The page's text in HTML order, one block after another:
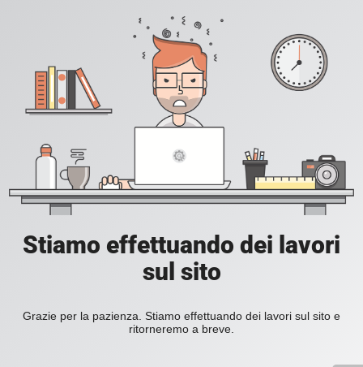
Stiamo effettuando dei lavori
sul sito
Grazie per la pazienza. Stiamo effettuando dei lavori sul sito e
ritorneremo a breve.